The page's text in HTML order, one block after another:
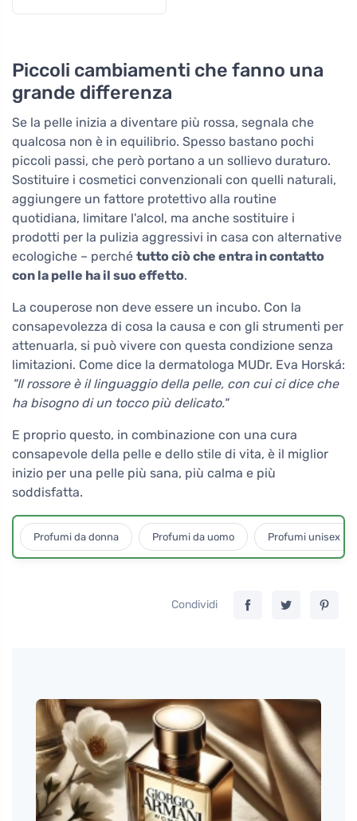
Piccoli cambiamenti che fanno una
grande differenza
Se la pelle inizia a diventare più rossa, segnala che
qualcosa non è in equilibrio. Spesso bastano pochi
piccoli passi, che però portano a un sollievo duraturo.
Sostituire i cosmetici convenzionali con quelli naturali,
aggiungere un fattore protettivo alla routine
quotidiana, limitare l'alcol, ma anche sostituire i
prodotti per la pulizia aggressivi in casa con alternative
ecologiche – perché tutto ciò che entra in contatto
con la pelle ha il suo effetto.
La couperose non deve essere un incubo. Con la
consapevolezza di cosa la causa e con gli strumenti per
attenuarla, si può vivere con questa condizione senza
limitazioni. Come dice la dermatologa MUDr. Eva Horská:
"Il rossore è il linguaggio della pelle, con cui ci dice che
ha bisogno di un tocco più delicato."
E proprio questo, in combinazione con una cura
consapevole della pelle e dello stile di vita, è il miglior
inizio per una pelle più sana, più calma e più
soddisfatta.
Profumi da donna Profumi da uomo Profumi unisex
Condividi